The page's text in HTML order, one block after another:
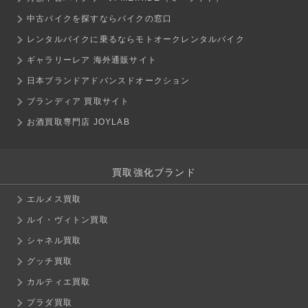
中古バイクを探すならバイクの窓口
レンタルバイクに乗るならモトオークレンタルバイク
ギャラリーレア 海外通販サイト
日本ブランドアドバンスドオークション
ブランディア 買取サイト
お酒買取専門店 JOYLAB
買取強化ブランド
エルメス買取
ルイ・ヴィトン買取
シャネル買取
グッチ買取
カルティエ買取
プラダ買取